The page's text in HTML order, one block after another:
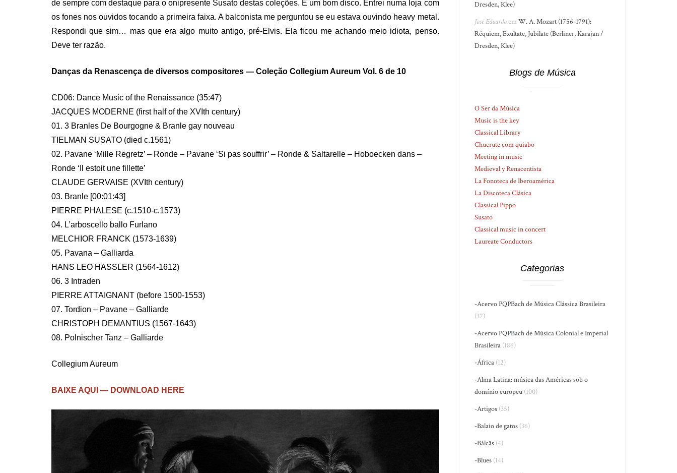
de sempre com destaque para o onipresente Susato destas coleções. É um bom disco. Entrei numa loja com
os fones nos ouvidos tocando a primeira faixa. A balconista me perguntou se eu estava ouvindo heavy metal.
Respondi que sim… mas que era algo muito antigo, pré-Elvis. Ela ficou me achando meio idiota, penso.
Deve ter razão.
Danças da Renascença de diversos compositores — Coleção Collegium Aureum Vol. 6 de 10
CD06: Dance Music of the Renaissance (35:47)
JACQUES MODERNE (first half of the XVIth century)
01. 3 Branles De Bourgogne & Branle gay nouveau
TIELMAN SUSATO (died c.1561)
02. Pavane ‘Mille Regretz’ – Ronde – Pavane ‘Si pas souffrir’ – Ronde & Saltarelle – Hoboecken dans –
Ronde ‘Il estoit une fillette’
CLAUDE GERVAISE (XVIth century)
03. Branle [00:01:43]
PIERRE PHALESE (c.1510-c.1573)
04. L’arboscello ballo Furlano
MELCHIOR FRANCK (1573-1639)
05. Pavana – Galliarda
HANS LEO HASSLER (1564-1612)
06. 3 Intraden
PIERRE ATTAIGNANT (before 1500-1553)
07. Tordion – Pavane – Galliarde
CHRISTOPH DEMANTIUS (1567-1643)
08. Polnischer Tanz – Galliarde
Collegium Aureum
BAIXE AQUI — DOWNLOAD HERE
Dresden, Klee)
José EduardoemW. A. Mozart (1756-1791):
Réquiem, Exultate, Jubilate (Berliner, Karajan /
Dresden, Klee)
Blogs de Música
O Ser da Música
Music is the key
Classical Library
Chucrute com quiabo
Meeting in music
Medieval y Renacentista
La Fonoteca de Iberoamérica
La Discoteca Clásica
Classical Pippo
Susato
Classical music in concert
Laureate Conductors
Categorias
-Acervo PQPBach de Música Clássica Brasileira
(37)
-Acervo PQPBach de Música Colonial e Imperial
Brasileira (186)
-África (12)
-Alma Latina: música das Américas sob o
domínio europeu (100)
-Artigos (35)
-Balaio de gatos (36)
-Bálcãs (4)
-Blues (14)